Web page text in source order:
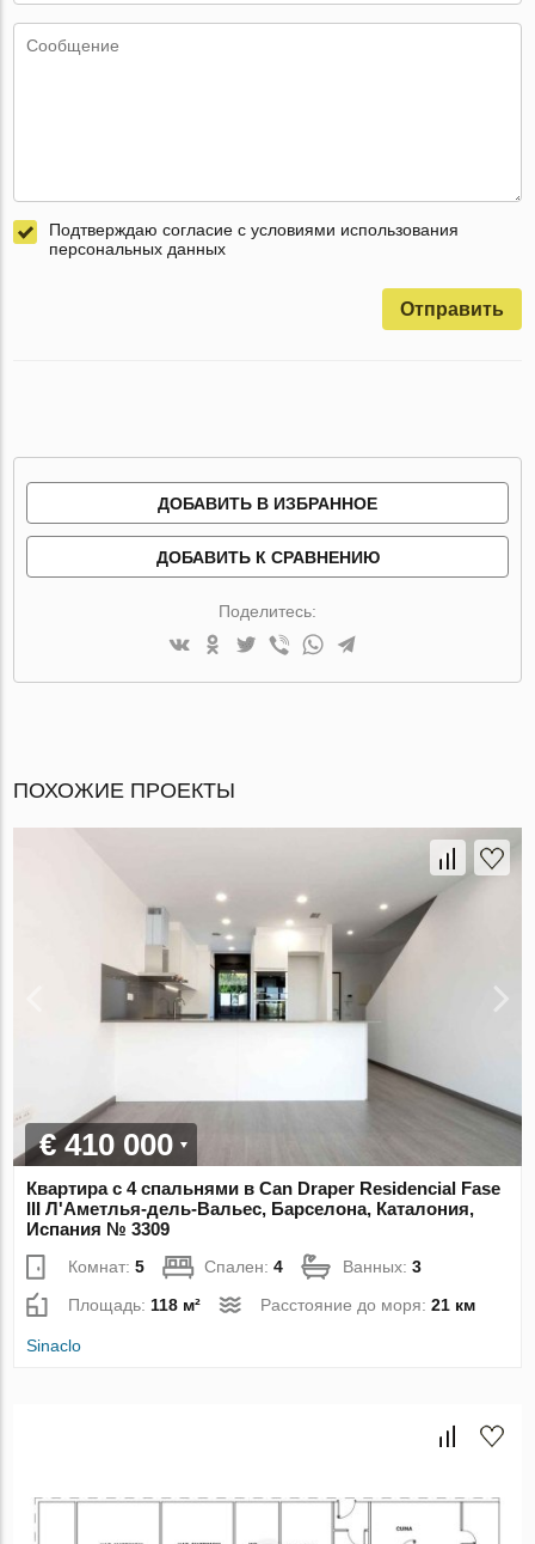
Подтверждаю согласие с условиями использования
персональных данных
Отправить
ДОБАВИТЬ В ИЗБРАННОЕ
ДОБАВИТЬ К СРАВНЕНИЮ
Поделитесь:
ПОХОЖИЕ ПРОЕКТЫ
€ 410 000
Квартира с 4 спальнями в Can Draper Residencial Fase
III Л'Аметлья-дель-Вальес, Барселона, Каталония,
Испания № 3309
Комнат:5 Спален:4 Ванных:3
Площадь:118 м² Расстояние до моря:21 км
Sinaclo